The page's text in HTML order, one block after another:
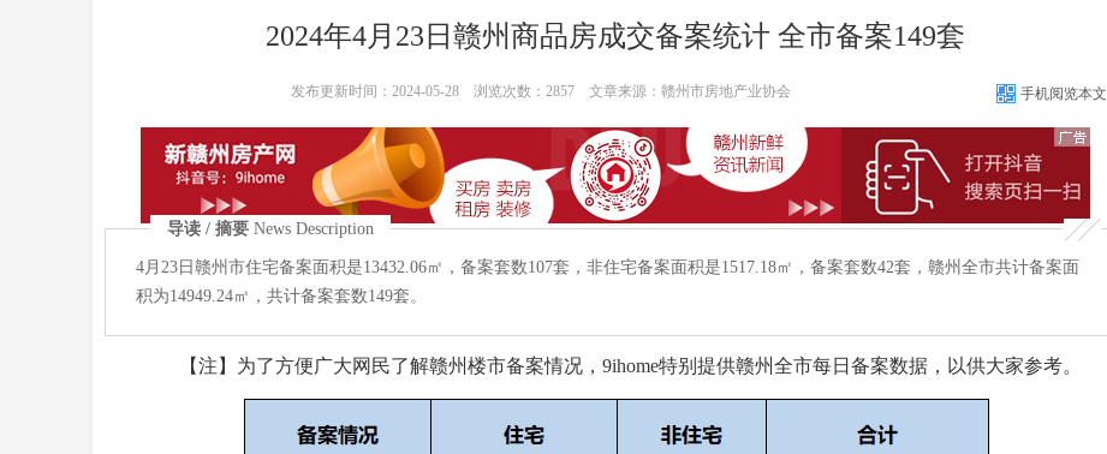
2024年4月23日赣州商品房成交备案统计 全市备案149套
发布更新时间：2024-05-28 浏览次数： 2857文章来源：赣州市房地产业协会 手机阅览本文
导读 / 摘要 News Description
4月23日赣州市住宅备案面积是13432.06㎡，备案套数107套，非住宅备案面积是1517.18㎡，备案套数42套，赣州全市共计备案面
积为14949.24㎡，共计备案套数149套。
【注】为了方便广大网民了解赣州楼市备案情况，9ihome特别提供赣州全市每日备案数据，以供大家参考。